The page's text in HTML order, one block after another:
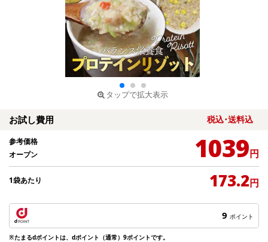
タップで拡大表示
お試し費用 税込･送料込
参考価格
オープン
1039円
1袋あたり 173.2円
9 ポイント
※たまるdポイントは、dポイント（通常）9ポイントです。